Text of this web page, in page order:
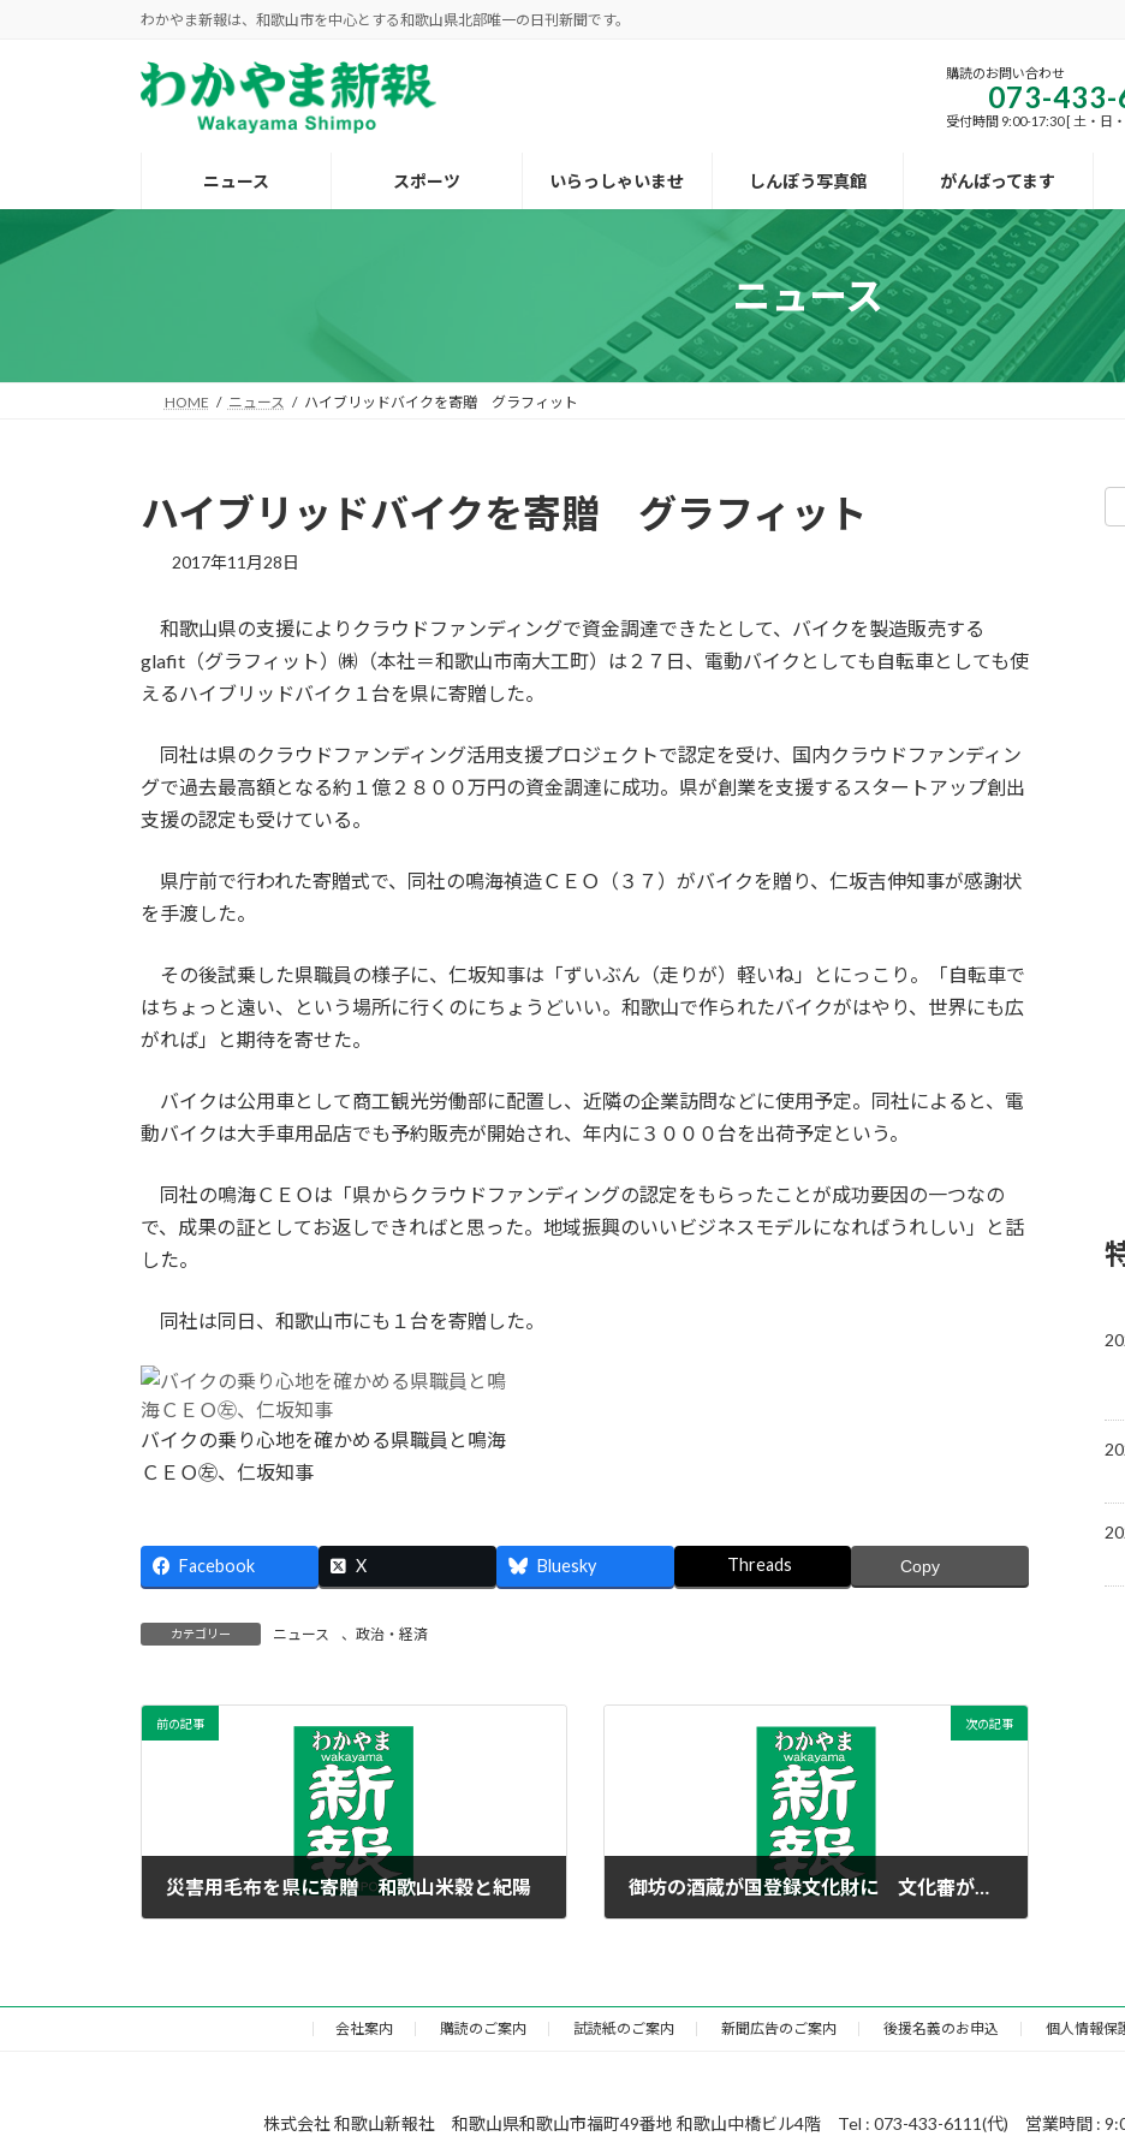
キ
に
わかやま新報は、和歌山市を中心とする和歌山県北部唯一の日刊新聞です。
購読のお問い合わせ
073-433-
受付時間 9:00-17:30 [ 土・日
ニュース スポーツ いらっしゃいませ しんぽう写真館 がんばってます
ニュース
HOME ニュース ハイブリッドバイクを寄贈 グラフィット
ハイブリッドバイクを寄贈 グラフィット
2017年11月28日
和歌山県の支援によりクラウドファンディングで資金調達できたとして、バイクを製造販売する
glafit（グラフィット）㈱（本社＝和歌山市南大工町）は２７日、電動バイクとしても自転車としても使
えるハイブリッドバイク１台を県に寄贈した。
同社は県のクラウドファンディング活用支援プロジェクトで認定を受け、国内クラウドファンディン
グで過去最高額となる約１億２８００万円の資金調達に成功。県が創業を支援するスタートアップ創出
支援の認定も受けている。
県庁前で行われた寄贈式で、同社の鳴海禎造ＣＥＯ（３７）がバイクを贈り、仁坂吉伸知事が感謝状
を手渡した。
その後試乗した県職員の様子に、仁坂知事は「ずいぶん（走りが）軽いね」とにっこり。「自転車で
はちょっと遠い、という場所に行くのにちょうどいい。和歌山で作られたバイクがはやり、世界にも広
がれば」と期待を寄せた。
バイクは公用車として商工観光労働部に配置し、近隣の企業訪問などに使用予定。同社によると、電
動バイクは大手車用品店でも予約販売が開始され、年内に３０００台を出荷予定という。
同社の鳴海ＣＥＯは「県からクラウドファンディングの認定をもらったことが成功要因の一つなの
で、成果の証としてお返しできればと思った。地域振興のいいビジネスモデルになればうれしい」と話
した。
同社は同日、和歌山市にも１台を寄贈した。
バイクの乗り心地を確かめる県職員と鳴海
ＣＥＯ㊧、仁坂知事
Facebook X Bluesky Threads Copy
カテゴリー ニュース 、 政治・経済
前の記事
災害用毛布を県に寄贈 和歌山米穀と紀陽
次の記事
御坊の酒蔵が国登録文化財に 文化審が答申
会社案内 購読のご案内 試読紙のご案内 新聞広告のご案内 後援名義のお申込 個人情報保
株式会社 和歌山新報社 和歌山県和歌山市福町49番地 和歌山中橋ビル4階 Tel : 073-433-6111(代) 営業時間 :